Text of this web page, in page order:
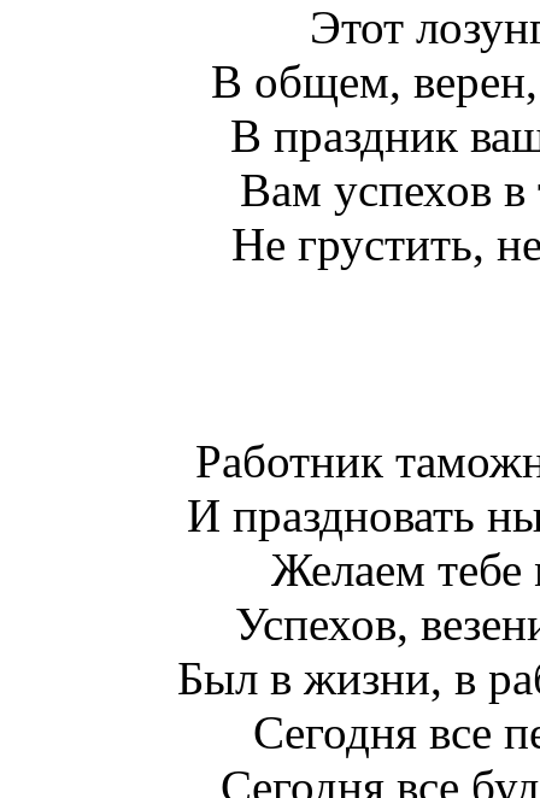
Этот
В общем,
В праздник
Вам успехов
Не грустить,
Работник
И праздновать
Желаем тебе
Успехов,
Был в жизни, в
Сегодня все
Сегодня все